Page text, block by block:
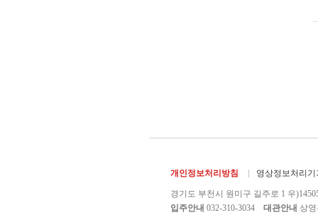
개인정보처리방침 영상정보처리기
경기도 부천시 원미구 길주로 1 우
입주안내 032-310-3034 대관안내 상영